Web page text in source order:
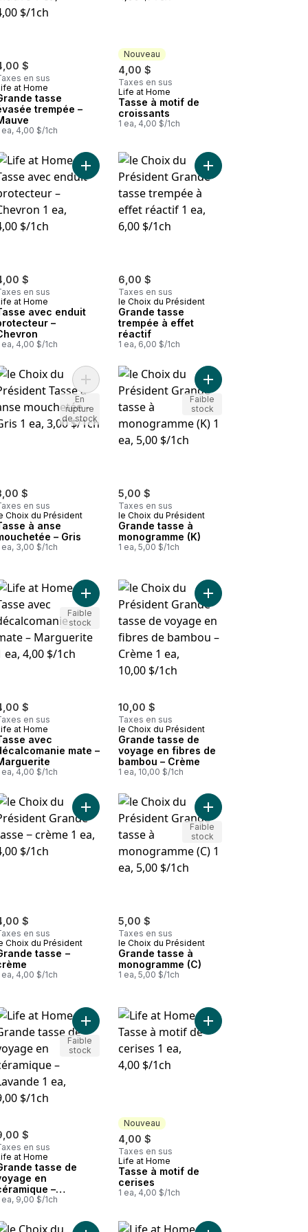
$
en sus
at Home
tasse
trempée –
ea, 4,00 $/1ch
Nouveau
4,00 $
Taxes en sus
Nouveau
Life at Home
Tasse à motif de
croissants
1 ea, 4,00 $/1ch
à double paroi au panier
imprimée – glands au panier
$
en sus
at Home
avec enduit
–
ea, 4,00 $/1ch
Ajouter Tasse avec enduit protecteur – Chevron
6,00 $
Taxes en sus
le Choix du Président
Grande tasse
trempée à effet
réactif
1 ea, 6,00 $/1ch
Ajouter Grande
de voyage en céramique – Irisé au panier
$
en sus
Choix du Président
à anse
– Gris
ea, 3,00 $/1ch
En
rupture
de stock
5,00 $
Taxes en sus
le Choix du Président
Grande tasse à
monogramme (K)
1 ea, 5,00 $/1ch
Ajouter Grande tasse
Faible
stock
– Bleu au panier
imprimée – fleurs de soucis au panier
$
en sus
at Home
avec
mate –
ea, 4,00 $/1ch
Ajouter Tasse avec décalcomanie mate –
Faible
stock
10,00 $
Taxes en sus
le Choix du Président
Grande tasse de
voyage en fibres de
bambou – Crème
1 ea, 10,00 $/1ch
Ajouter Grande
(R) au panier Ajouter Grande tasse de voyage en céramique – Crème au panier
$
en sus
Choix du Président
tasse −
ea, 4,00 $/1ch
Ajouter Grande tasse − crème au panier
5,00 $
Taxes en sus
le Choix du Président
Grande tasse à
monogramme (C)
1 ea, 5,00 $/1ch
Ajouter Grande tasse
Faible
stock
au panier
tasse à motif d’abeille avec décalcomanie stylée au panier
$
en sus
at Home
tasse de
en
–
ea, 9,00 $/1ch
Ajouter Grande tasse de voyage en céramique
Faible
stock
Nouveau
4,00 $
Taxes en sus
Nouveau
Life at Home
Tasse à motif de
cerises
1 ea, 4,00 $/1ch
Ajouter Tasse à